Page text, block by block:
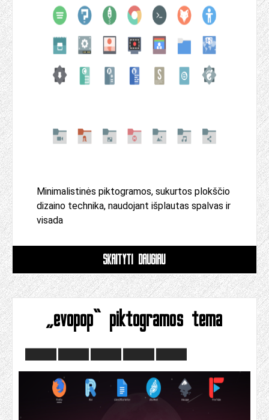
Minimalistinės piktogramos, sukurtos plokščio
dizaino technika, naudojant išplautas spalvas ir
visada
SKAITYTI DAUGIAU
„evopop“ piktogramos tema